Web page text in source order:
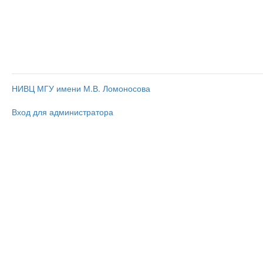
НИВЦ МГУ имени М.В. Ломоносова
Вход для администратора